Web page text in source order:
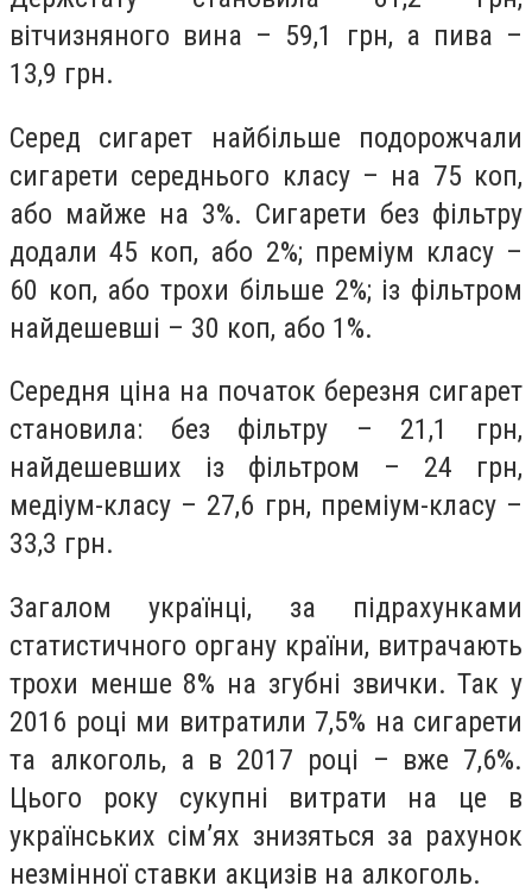
вітчизняного вина – 59,1 грн, а пива –
13,9 грн.
Серед сигарет найбільше подорожчали
сигарети середнього класу – на 75 коп,
або майже на 3%. Сигарети без фільтру
додали 45 коп, або 2%; преміум класу –
60 коп, або трохи більше 2%; із фільтром
найдешевші – 30 коп, або 1%.
Середня ціна на початок березня сигарет
становила: без фільтру – 21,1 грн,
найдешевших із фільтром – 24 грн,
медіум-класу – 27,6 грн, преміум-класу –
33,3 грн.
Загалом українці, за підрахунками
статистичного органу країни, витрачають
трохи менше 8% на згубні звички. Так у
2016 році ми витратили 7,5% на сигарети
та алкоголь, а в 2017 році – вже 7,6%.
Цього року сукупні витрати на це в
українських сім’ях знизяться за рахунок
незмінної ставки акцизів на алкоголь.